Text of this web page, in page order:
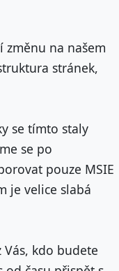
změnu na našem
stránek,
se tímto staly
se po
pouze MSIE
je velice slabá
kdo budete